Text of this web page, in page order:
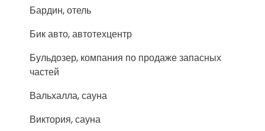
Бардин, отель
Бик авто, автотехцентр
Бульдозер, компания по продаже запасных
частей
Вальхалла, сауна
Виктория, сауна